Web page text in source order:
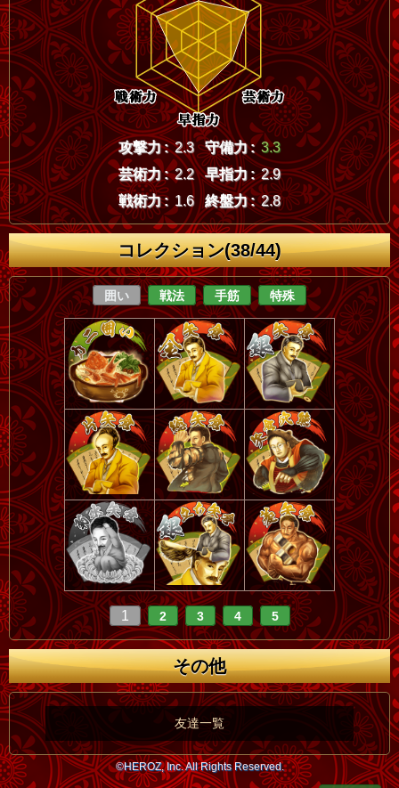
攻撃力 : 2.3 守備力 : 3.3
芸術力 : 2.2 早指力 : 2.9
戦術力 : 1.6 終盤力 : 2.8
コレクション(38/44)
囲い 戦法 手筋 特殊
1 2 3 4 5
その他
友達一覧
©HEROZ, Inc. All Rights Reserved.